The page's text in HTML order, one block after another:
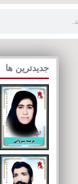
جدیدترین ها